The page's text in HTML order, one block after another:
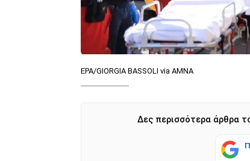
EPA/GIORGIA BASSOLI via AMNA
Δες περισσότερα άρθρα